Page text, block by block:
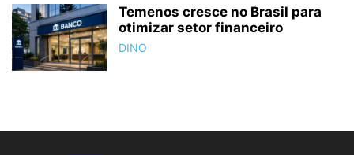
Temenos cresce no Brasil para
otimizar setor financeiro
DINO